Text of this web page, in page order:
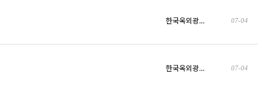
한국옥외광... 07-04
한국옥외광... 07-04